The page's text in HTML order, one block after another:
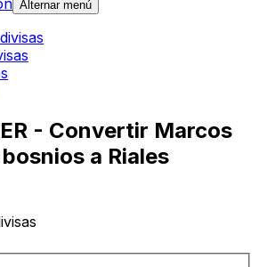
Alternar menú
- Convertir Marcos
a Riales